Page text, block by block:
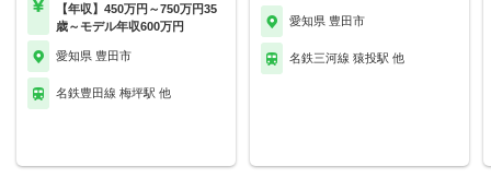
【年収】450万円～750万円35
歳～モデル年収600万円
愛知県 豊田市
名鉄豊田線 梅坪駅 他
愛知県 豊田市
名鉄三河線 猿投駅 他